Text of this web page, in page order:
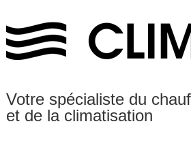
Votre spécialiste du
et de la climatisation